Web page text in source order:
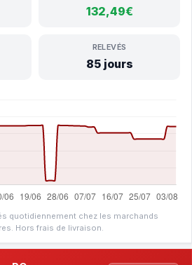
132,49€
RELEVÉS
85 jours
quotidiennement chez les marchands
Hors frais de livraison.